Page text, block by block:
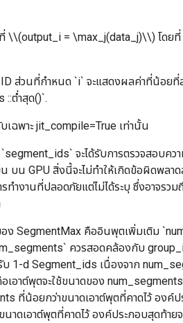
\\(output_i = \max_j(data_j)\\) โดย
ส่วนที่กำหนด `i` จะแสดงผลค่าที่น้อยที่
::ต่ำสุด()`.
ฉพาะ jit_compile=True เท่านั้น
จะได้รับการตรวจสอบค
บน GPU สิ่งนี้จะไม่ทำให้เกิดข้อผิดพลา
ทำงานที่ปลอดภัยแต่ไม่ได้ระบุ ซึ่งอาจรว
ง SegmentMax คืออินพุตเพิ่มเติม
ควรสอดคล้องกับ
1-d Segment_ids เนื่องจาก
เอาต์พุตจะใช้ขนาดของ
ที่น้อยกว่าขนาดเอาต์พุตที่คาดไว้ องค์ป
าดเอาต์พุตที่คาดไว้ องค์ประกอบสุดท้าย